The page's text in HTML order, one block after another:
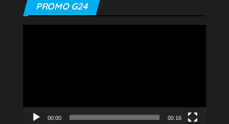
PROMO G24
00:00 00:16